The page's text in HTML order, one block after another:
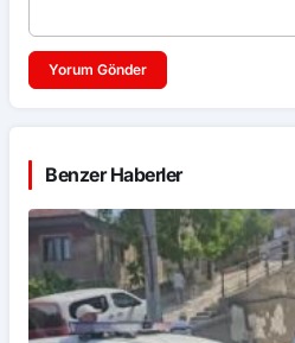
Yorum Gönder
Benzer Haberler